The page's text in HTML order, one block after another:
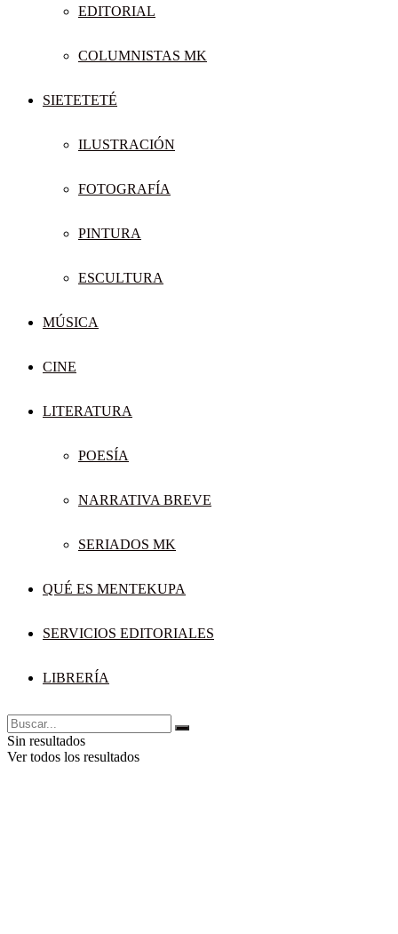
EDITORIAL
COLUMNISTAS MK
SIETETETÉ
ILUSTRACIÓN
FOTOGRAFÍA
PINTURA
ESCULTURA
MÚSICA
CINE
LITERATURA
POESÍA
NARRATIVA BREVE
SERIADOS MK
QUÉ ES MENTEKUPA
SERVICIOS EDITORIALES
LIBRERÍA
Sin resultados
Ver todos los resultados